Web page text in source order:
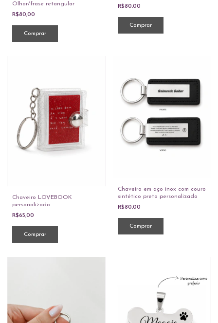
Olhar/frase retangular
R$80,00
R$80,00
Chaveiro LOVEBOOK
personalizado
R$65,00
Chaveiro em aço inox com couro
sintético preto personalizado
R$80,00